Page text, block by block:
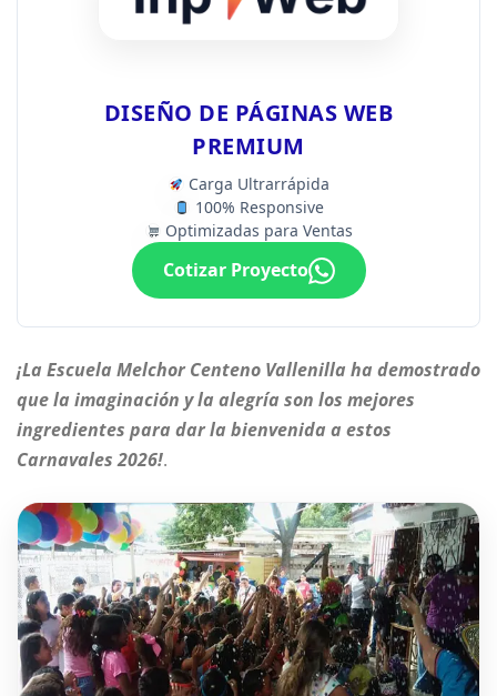
DISEÑO DE PÁGINAS WEB
PREMIUM
Carga Ultrarrápida
100% Responsive
Optimizadas para Ventas
Cotizar Proyecto
¡La Escuela Melchor Centeno Vallenilla ha demostrado
que la imaginación y la alegría son los mejores
ingredientes para dar la bienvenida a estos
Carnavales 2026!.